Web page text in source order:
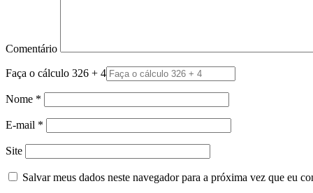
Comentário
Faça o cálculo 326 + 4
Nome *
E-mail *
Site
Salvar meus dados neste navegador para a próxima vez que eu